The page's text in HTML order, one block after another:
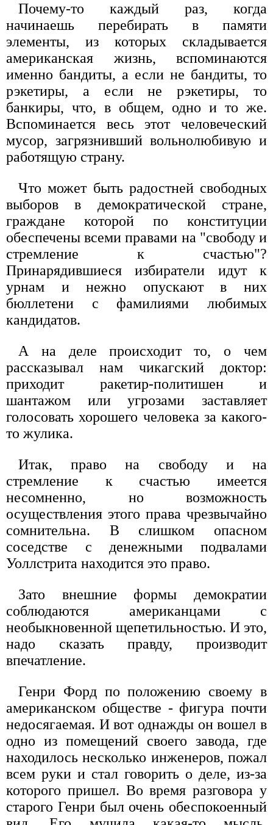
Почему-то каждый раз, когда
начинаешь перебирать в памяти
элементы, из которых складывается
американская жизнь, вспоминаются
именно бандиты, а если не бандиты, то
рэкетиры, а если не рэкетиры, то
банкиры, что, в общем, одно и то же.
Вспоминается весь этот человеческий
мусор, загрязнивший вольнолюбивую и
работящую страну.
Что может быть радостней свободных
выборов в демократической стране,
граждане которой по конституции
обеспечены всеми правами на "свободу и
стремление к счастью"?
Принарядившиеся избиратели идут к
урнам и нежно опускают в них
бюллетени с фамилиями любимых
кандидатов.
А на деле происходит то, о чем
рассказывал нам чикагский доктор:
приходит ракетир-политишен и
шантажом или угрозами заставляет
голосовать хорошего человека за какого-
то жулика.
Итак, право на свободу и на
стремление к счастью имеется
несомненно, но возможность
осуществления этого права чрезвычайно
сомнительна. В слишком опасном
соседстве с денежными подвалами
Уоллстрита находится это право.
Зато внешние формы демократии
соблюдаются американцами с
необыкновенной щепетильностью. И это,
надо сказать правду, производит
впечатление.
Генри Форд по положению своему в
американском обществе - фигура почти
недосягаемая. И вот однажды он вошел в
одно из помещений своего завода, где
находилось несколько инженеров, пожал
всем руки и стал говорить о деле, из-за
которого пришел. Во время разговора у
старого Генри был очень обеспокоенный